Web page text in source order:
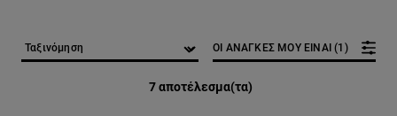
7 αποτέλεσμα(τα)
ΟΙ ΑΝΑΓΚΕΣ ΜΟΥ ΕΙΝΑΙ (1)